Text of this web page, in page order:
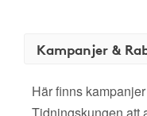
Kampanjer &
Här finns